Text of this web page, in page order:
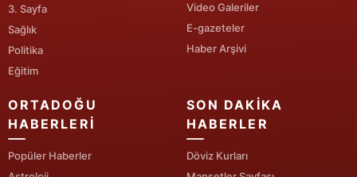
Hatay
Isparta
İstanbul
İzmir
Kars
3. Sayfa
Sağlık
Politika
Eğitim
Video Galeriler
E-gazeteler
Haber Arşivi
ORTADOĞU
HABERLERI
Popüler Haberler
SON DAKIKA
HABERLER
Döviz Kurları